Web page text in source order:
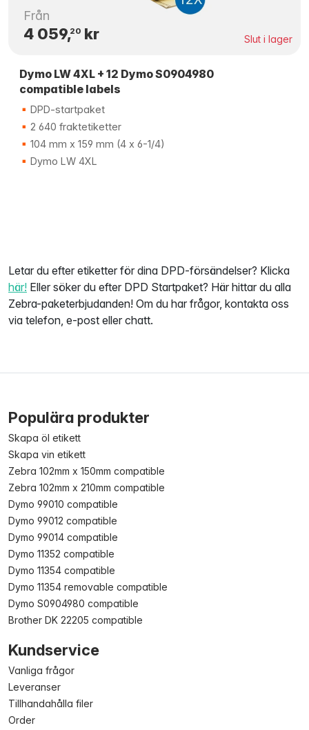
Från
4 059,20kr Slut i lager
Dymo LW 4XL + 12 Dymo S0904980
compatible labels
DPD-startpaket
2 640 fraktetiketter
104 mm x 159 mm (4 x 6-1/4)
Dymo LW 4XL
Letar du efter etiketter för dina DPD-försändelser? Klicka
här! Eller söker du efter DPD Startpaket? Här hittar du alla
Zebra-paketerbjudanden! Om du har frågor, kontakta oss
via telefon, e-post eller chatt.
Populära produkter
Skapa öl etikett
Skapa vin etikett
Zebra 102mm x 150mm compatible
Zebra 102mm x 210mm compatible
Dymo 99010 compatible
Dymo 99012 compatible
Dymo 99014 compatible
Dymo 11352 compatible
Dymo 11354 compatible
Dymo 11354 removable compatible
Dymo S0904980 compatible
Brother DK 22205 compatible
Kundservice
Vanliga frågor
Leveranser
Tillhandahålla filer
Order